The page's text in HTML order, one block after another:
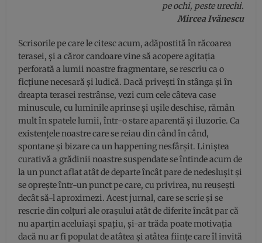
pe ochi, peste urechi.
Mircea Ivănescu
Scrisorile pe care le citesc acum, adăpostită în răcoarea
terasei, și a căror candoare vine să acopere agitația
perforată a lumii noastre fragmentare, se rescriu ca o
ficțiune necesară și ludică. Dacă privești în stânga și în
dreapta terasei restrânse, vezi cum cele câteva case
minuscule, cu luminile aprinse și ușile deschise, rămân
mult în spatele lumii, într-o stare aparentă și iluzorie. Ca
existențele noastre care se reiau din când în când,
spontane și bizare ca un happening nesfârșit. Liniștea
curativă a grădinii noastre suspendate se întinde acum de
la un punct aflat atât de departe încât pare de nedeslușit și
se oprește într-un punct pe care, cu privirea, nu reușești
decât să-l aproximezi. Acest jurnal, care se scrie și se
rescrie din colțuri ale orașului atât de diferite încât par că
nu aparțin aceluiași spațiu, și-ar trăda poate motivația
dacă nu ar fi populat de atâtea și atâtea ființe care îl invită